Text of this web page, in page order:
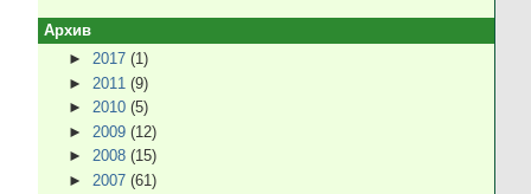
Архив
►2017(1)
► 2011(9)
►2010(5)
► 2009(12)
►2008(15)
► 2007(61)